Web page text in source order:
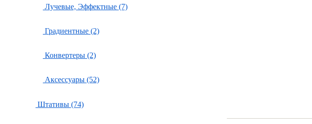
Лучевые, Эффектные (7)
Градиентные (2)
Конвертеры (2)
Аксессуары (52)
Штативы (74)